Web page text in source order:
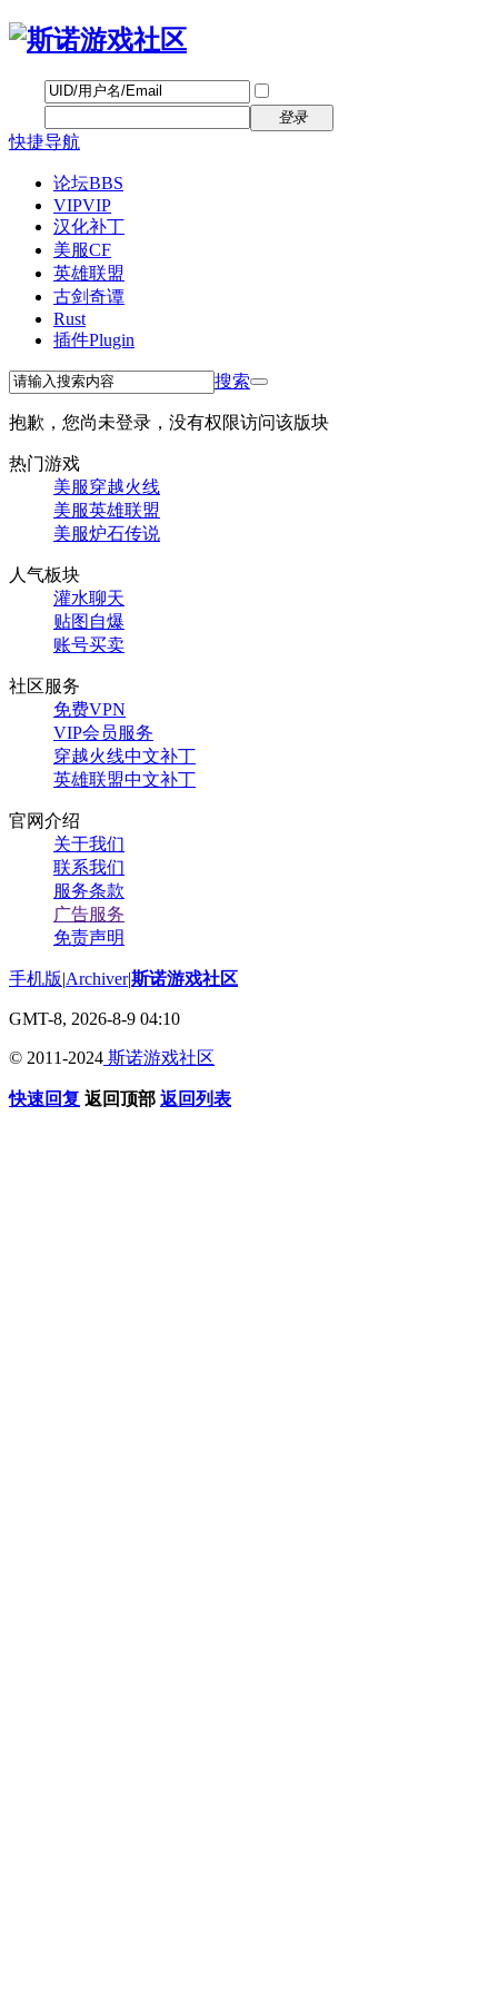
登录
快捷导航
论坛BBS
VIPVIP
汉化补丁
美服CF
英雄联盟
古剑奇谭
Rust
插件Plugin
搜索
抱歉，您尚未登录，没有权限访问该版块
热门游戏
美服穿越火线
美服英雄联盟
美服炉石传说
人气板块
灌水聊天
贴图自爆
账号买卖
社区服务
免费VPN
VIP会员服务
穿越火线中文补丁
英雄联盟中文补丁
官网介绍
关于我们
联系我们
服务条款
广告服务
免责声明
手机版|Archiver|斯诺游戏社区
GMT-8, 2026-8-9 04:10
© 2011-2024 斯诺游戏社区
快速回复 返回顶部 返回列表